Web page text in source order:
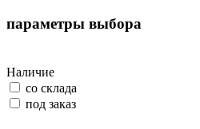
параметры выбора
Наличие
со склада
под заказ